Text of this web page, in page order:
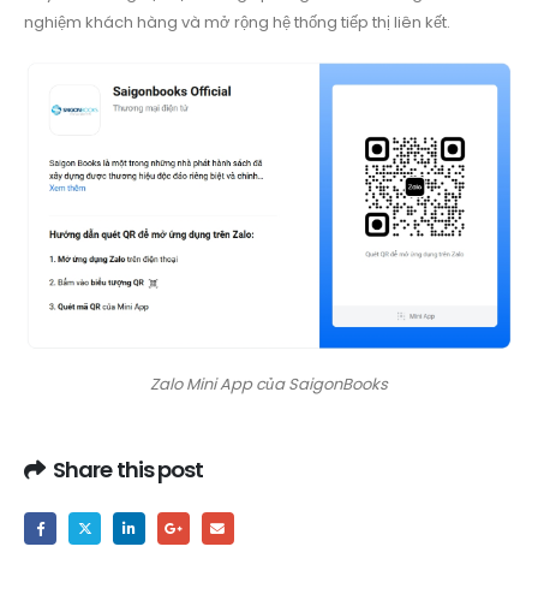
nghiệm khách hàng và mở rộng hệ thống tiếp thị liên kết.
Zalo Mini App của SaigonBooks
Share this post